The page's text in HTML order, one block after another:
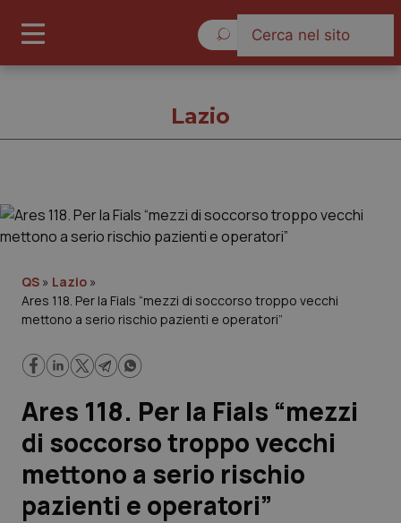
Governo e Parlamento
Regioni e Asl
Lavoro e Professioni
Scienza e Farmaci
Studi e Analisi
Lazio
QS » Lazio »
Ares 118. Per la Fials “mezzi di soccorso troppo vecchi
mettono a serio rischio pazienti e operatori”
Ares 118. Per la Fials “mezzi
di soccorso troppo vecchi
mettono a serio rischio
pazienti e operatori”